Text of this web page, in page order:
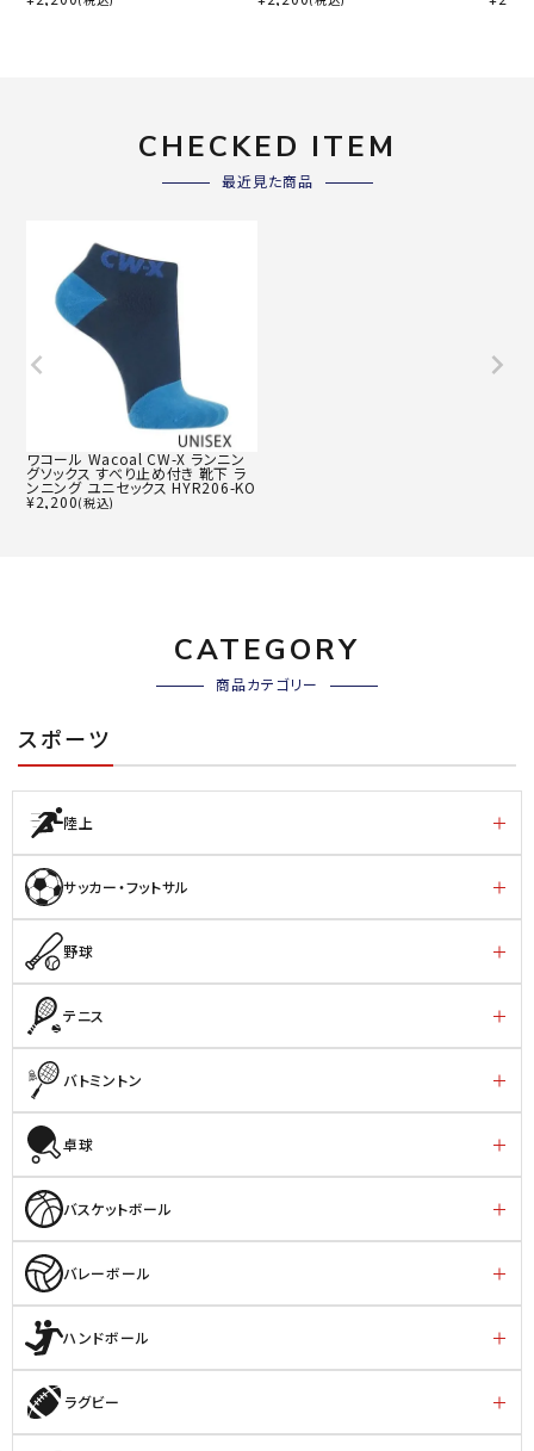
CHECKED ITEM
最近見た商品
ワコール Wacoal CW-X ランニン
グソックス すべり止め付き 靴下 ラ
ンニング ユニセックス HYR206-KO
¥2,200(税込)
CATEGORY
商品カテゴリー
スポーツ
陸上
サッカー・フットサル
野球
テニス
バトミントン
卓球
バスケットボール
バレーボール
ハンドボール
ラグビー